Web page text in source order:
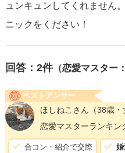
ュンキュンしてくれません
ニックをください！
回答： 2件（恋愛マスター
ベストアンサー
ほしねこさん （38歳
恋愛マスターランキン
合コン・紹介で交際